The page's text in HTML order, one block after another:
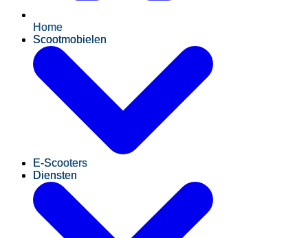
Home
Scootmobielen
E-Scooters
Diensten